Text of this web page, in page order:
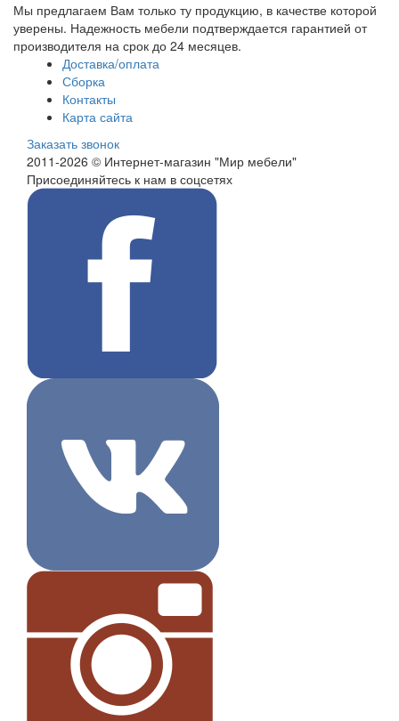
Мы предлагаем Вам только ту продукцию, в качестве которой
уверены. Надежность мебели подтверждается гарантией от
производителя на срок до 24 месяцев.
Доставка/оплата
Сборка
Контакты
Карта сайта
Заказать звонок
2011-2026 © Интернет-магазин "Мир мебели"
Присоединяйтесь к нам в соцсетях